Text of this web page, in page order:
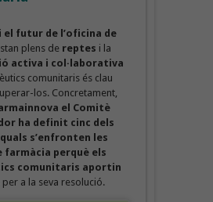
el futur de l’oficina de
plens de reptes i la
activa i col·laborativa
comunitaris és clau
los. Concretament,
el Comitè
ha definit cinc dels
s’enfronten les
farmàcia perquè els
comunitaris aportin
per a la seva resolució.